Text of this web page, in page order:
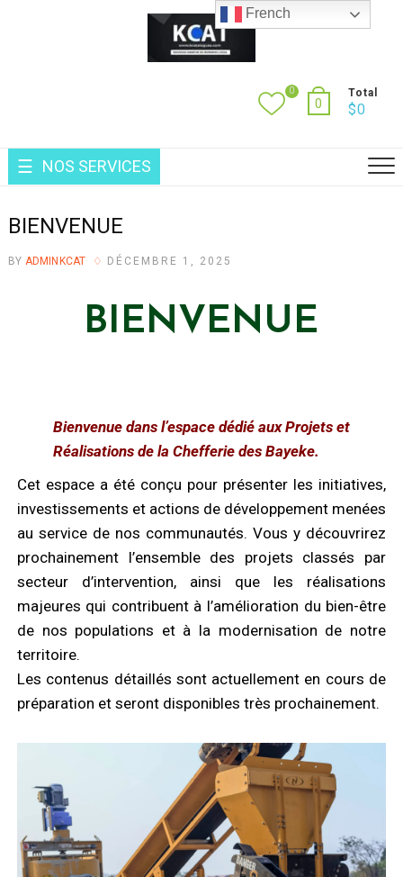
0
0
Total
$0
NOS SERVICES
BIENVENUE
BY ADMINKCAT DÉCEMBRE 1, 2025
BIENVENUE
DESBAYEKE
Bienvenue dans l’espace dédié aux Projets et
Réalisations de la Chefferie des Bayeke.
Cet espace a été conçu pour présenter les initiatives,
investissements et actions de développement menées
au service de nos communautés. Vous y découvrirez
prochainement l’ensemble des projets classés par
secteur d’intervention, ainsi que les réalisations
majeures qui contribuent à l’amélioration du bien-être
de nos populations et à la modernisation de notre
territoire.
Les contenus détaillés sont actuellement en cours de
préparation et seront disponibles très prochainement.
French